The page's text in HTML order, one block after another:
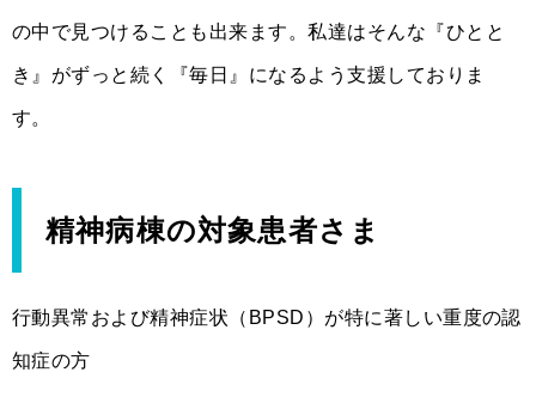
の中で見つけることも出来ます。私達はそんな『ひとと
き』がずっと続く『毎日』になるよう支援しておりま
す。
精神病棟の対象患者さま
行動異常および精神症状（BPSD）が特に著しい重度の認
知症の方